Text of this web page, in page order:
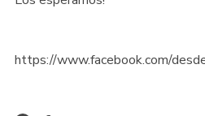
https://www.facebook.com/